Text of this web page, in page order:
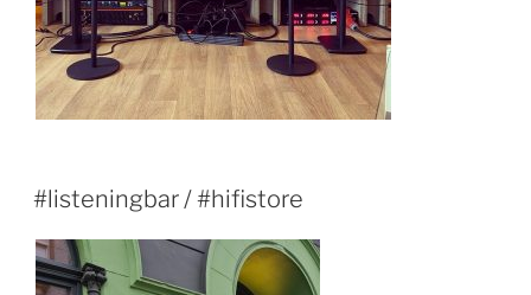
#listeningbar / #hifistore